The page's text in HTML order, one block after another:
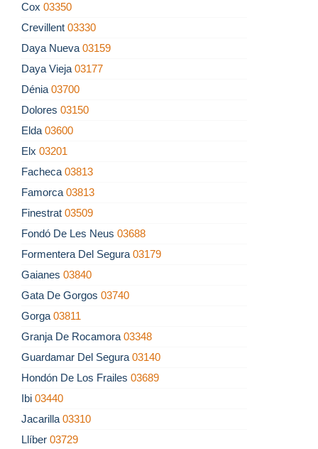
Cox 03350
Crevillent 03330
Daya Nueva 03159
Daya Vieja 03177
Dénia 03700
Dolores 03150
Elda 03600
Elx 03201
Facheca 03813
Famorca 03813
Finestrat 03509
Fondó De Les Neus 03688
Formentera Del Segura 03179
Gaianes 03840
Gata De Gorgos 03740
Gorga 03811
Granja De Rocamora 03348
Guardamar Del Segura 03140
Hondón De Los Frailes 03689
Ibi 03440
Jacarilla 03310
Llíber 03729